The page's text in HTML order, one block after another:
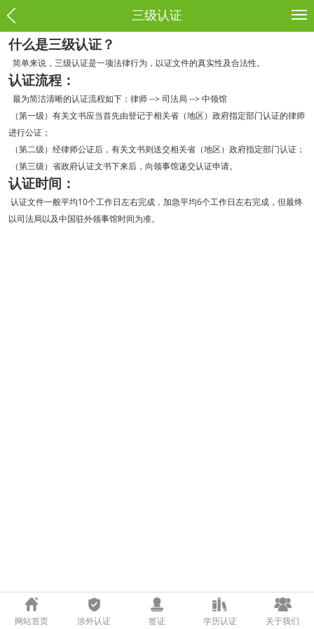
三级认证
什么是三级认证？
简单来说，三级认证是一项法律行为，以证文件的真实性及合法性。
认证流程：
最为简洁清晰的认证流程如下：律师 --> 司法局 --> 中领馆
（第一级）有关文书应当首先由登记于相关省（地区）政府指定部门认证的律师
进行公证；
（第二级）经律师公证后，有关文书则送交相关省（地区）政府指定部门认证；
（第三级）省政府认证文书下来后，向领事馆递交认证申请。
认证时间：
认证文件一般平均10个工作日左右完成，加急平均6个工作日左右完成，但最终
以司法局以及中国驻外领事馆时间为准。
网站首页 涉外认证 签证 学历认证 关于我们